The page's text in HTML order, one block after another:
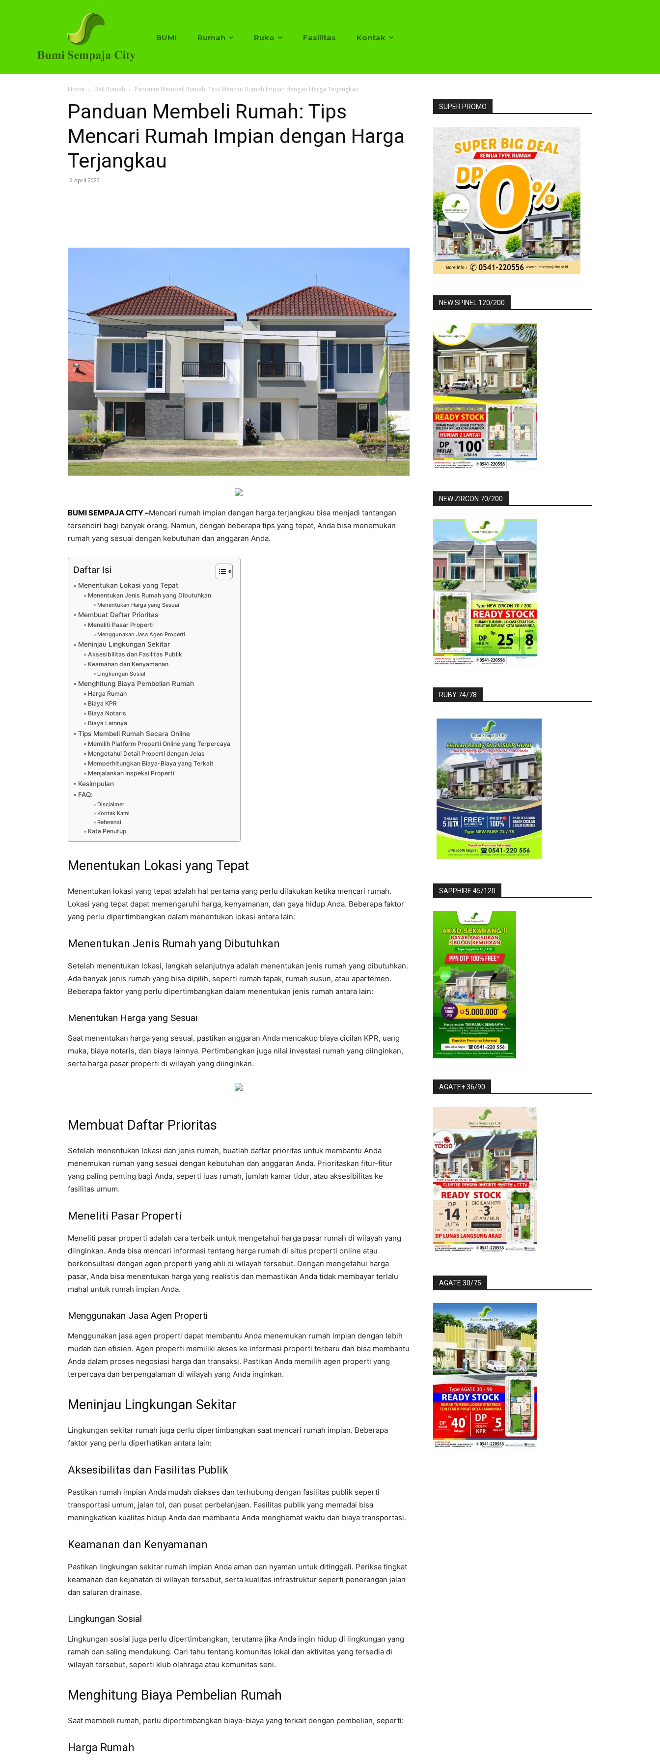
BUMI Rumah Ruko Fasilitas Kontak
Home Beli Rumah Panduan Membeli Rumah: Tips Mencari Rumah Impian dengan Harga Terjangkau
Panduan Membeli Rumah: Tips
Mencari Rumah Impian dengan Harga
Terjangkau
2 April 2023
BUMI SEMPAJA CITY –Mencari rumah impian dengan harga terjangkau bisa menjadi tantangan
tersendiri bagi banyak orang. Namun, dengan beberapa tips yang tepat, Anda bisa menemukan
rumah yang sesuai dengan kebutuhan dan anggaran Anda.
Daftar Isi
Menentukan Lokasi yang Tepat
Menentukan Jenis Rumah yang Dibutuhkan
Menentukan Harga yang Sesuai
Membuat Daftar Prioritas
Meneliti Pasar Properti
Menggunakan Jasa Agen Properti
Meninjau Lingkungan Sekitar
Aksesibilitas dan Fasilitas Publik
Keamanan dan Kenyamanan
Lingkungan Sosial
Menghitung Biaya Pembelian Rumah
Harga Rumah
Biaya KPR
Biaya Notaris
Biaya Lainnya
Tips Membeli Rumah Secara Online
Memilih Platform Properti Online yang Terpercaya
Mengetahui Detail Properti dengan Jelas
Memperhitungkan Biaya-Biaya yang Terkait
Menjalankan Inspeksi Properti
Kesimpulan
FAQ:
Disclaimer
Kontak Kami
Referensi
Kata Penutup
Menentukan Lokasi yang Tepat
Menentukan lokasi yang tepat adalah hal pertama yang perlu dilakukan ketika mencari rumah.
Lokasi yang tepat dapat memengaruhi harga, kenyamanan, dan gaya hidup Anda. Beberapa faktor
yang perlu dipertimbangkan dalam menentukan lokasi antara lain:
Menentukan Jenis Rumah yang Dibutuhkan
Setelah menentukan lokasi, langkah selanjutnya adalah menentukan jenis rumah yang dibutuhkan.
Ada banyak jenis rumah yang bisa dipilih, seperti rumah tapak, rumah susun, atau apartemen.
Beberapa faktor yang perlu dipertimbangkan dalam menentukan jenis rumah antara lain:
Menentukan Harga yang Sesuai
Saat menentukan harga yang sesuai, pastikan anggaran Anda mencakup biaya cicilan KPR, uang
muka, biaya notaris, dan biaya lainnya. Pertimbangkan juga nilai investasi rumah yang diinginkan,
serta harga pasar properti di wilayah yang diinginkan.
Membuat Daftar Prioritas
Setelah menentukan lokasi dan jenis rumah, buatlah daftar prioritas untuk membantu Anda
menemukan rumah yang sesuai dengan kebutuhan dan anggaran Anda. Prioritaskan fitur-fitur
yang paling penting bagi Anda, seperti luas rumah, jumlah kamar tidur, atau aksesibilitas ke
fasilitas umum.
Meneliti Pasar Properti
Meneliti pasar properti adalah cara terbaik untuk mengetahui harga pasar rumah di wilayah yang
diinginkan. Anda bisa mencari informasi tentang harga rumah di situs properti online atau
berkonsultasi dengan agen properti yang ahli di wilayah tersebut. Dengan mengetahui harga
pasar, Anda bisa menentukan harga yang realistis dan memastikan Anda tidak membayar terlalu
mahal untuk rumah impian Anda.
Menggunakan Jasa Agen Properti
Menggunakan jasa agen properti dapat membantu Anda menemukan rumah impian dengan lebih
mudah dan efisien. Agen properti memiliki akses ke informasi properti terbaru dan bisa membantu
Anda dalam proses negosiasi harga dan transaksi. Pastikan Anda memilih agen properti yang
terpercaya dan berpengalaman di wilayah yang Anda inginkan.
Meninjau Lingkungan Sekitar
Lingkungan sekitar rumah juga perlu dipertimbangkan saat mencari rumah impian. Beberapa
faktor yang perlu diperhatikan antara lain:
Aksesibilitas dan Fasilitas Publik
Pastikan rumah impian Anda mudah diakses dan terhubung dengan fasilitas publik seperti
transportasi umum, jalan tol, dan pusat perbelanjaan. Fasilitas publik yang memadai bisa
meningkatkan kualitas hidup Anda dan membantu Anda menghemat waktu dan biaya transportasi.
Keamanan dan Kenyamanan
Pastikan lingkungan sekitar rumah impian Anda aman dan nyaman untuk ditinggali. Periksa tingkat
keamanan dan kejahatan di wilayah tersebut, serta kualitas infrastruktur seperti penerangan jalan
dan saluran drainase.
Lingkungan Sosial
Lingkungan sosial juga perlu dipertimbangkan, terutama jika Anda ingin hidup di lingkungan yang
ramah dan saling mendukung. Cari tahu tentang komunitas lokal dan aktivitas yang tersedia di
wilayah tersebut, seperti klub olahraga atau komunitas seni.
Menghitung Biaya Pembelian Rumah
Saat membeli rumah, perlu dipertimbangkan biaya-biaya yang terkait dengan pembelian, seperti:
Harga Rumah
SUPER PROMO
NEW SPINEL 120/200
NEW ZIRCON 70/200
RUBY 74/78
SAPPHIRE 45/120
AGATE+ 36/90
AGATE 30/75